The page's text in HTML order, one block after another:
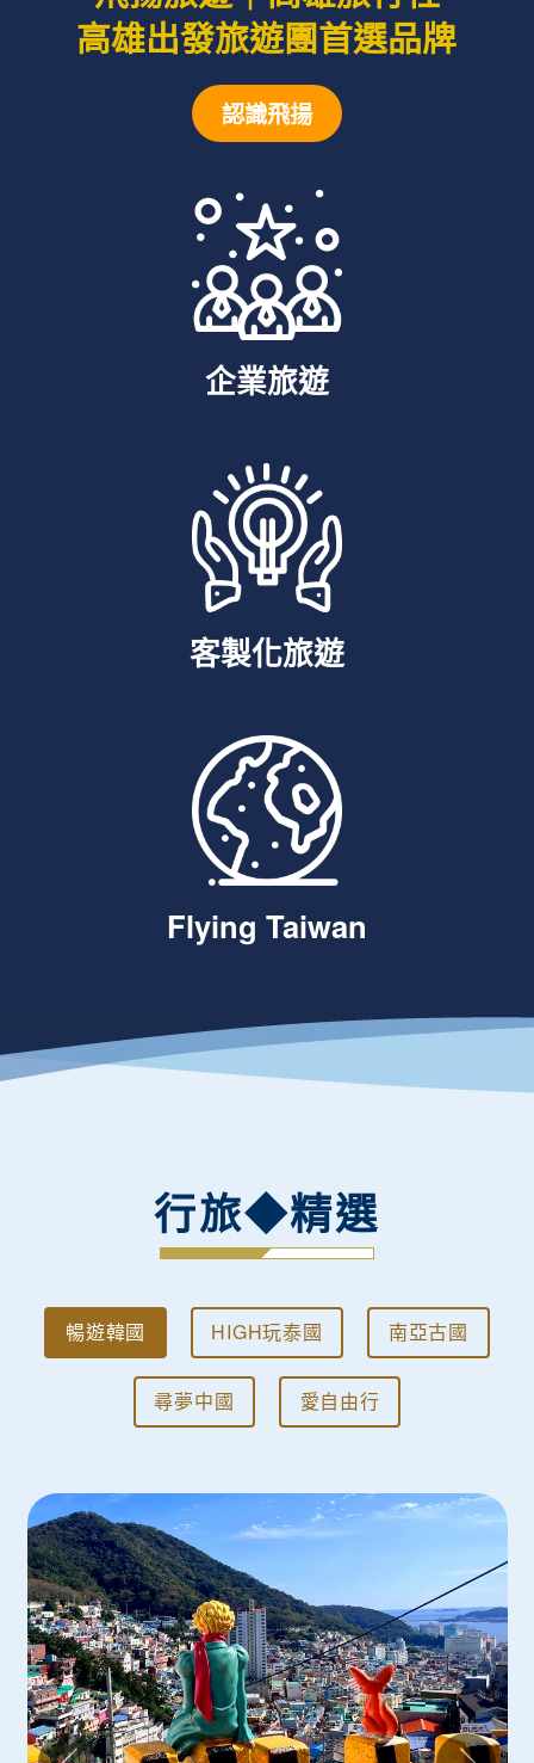
高雄出發旅遊團首選品牌
認識飛揚
企業旅遊
客製化旅遊
Flying Taiwan
行旅◆精選
暢遊韓國 HIGH玩泰國 南亞古國
尋夢中國 愛自由行